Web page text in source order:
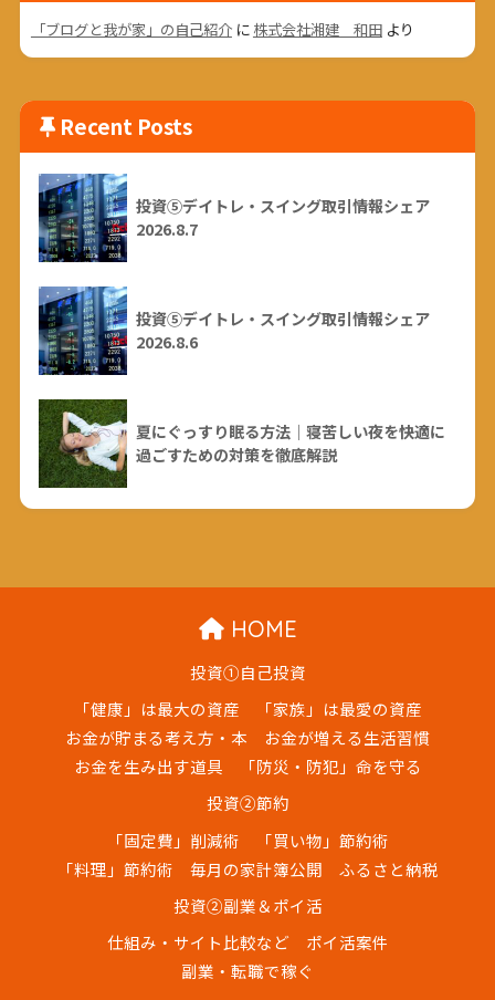
「ブログと我が家」の自己紹介に 株式会社湘建 和田より
Recent Posts
投資⑤デイトレ・スイング取引情報シェア
2026.8.7
投資⑤デイトレ・スイング取引情報シェア
2026.8.6
夏にぐっすり眠る方法｜寝苦しい夜を快適に
過ごすための対策を徹底解説
HOME
投資①自己投資
「健康」は最大の資産
「家族」は最愛の資産
お金が貯まる考え方・本
お金が増える生活習慣
お金を生み出す道具
「防災・防犯」命を守る
投資②節約
「固定費」削減術
「買い物」節約術
「料理」節約術
毎月の家計簿公開
ふるさと納税
投資②副業＆ポイ活
仕組み・サイト比較など
ポイ活案件
副業・転職で稼ぐ